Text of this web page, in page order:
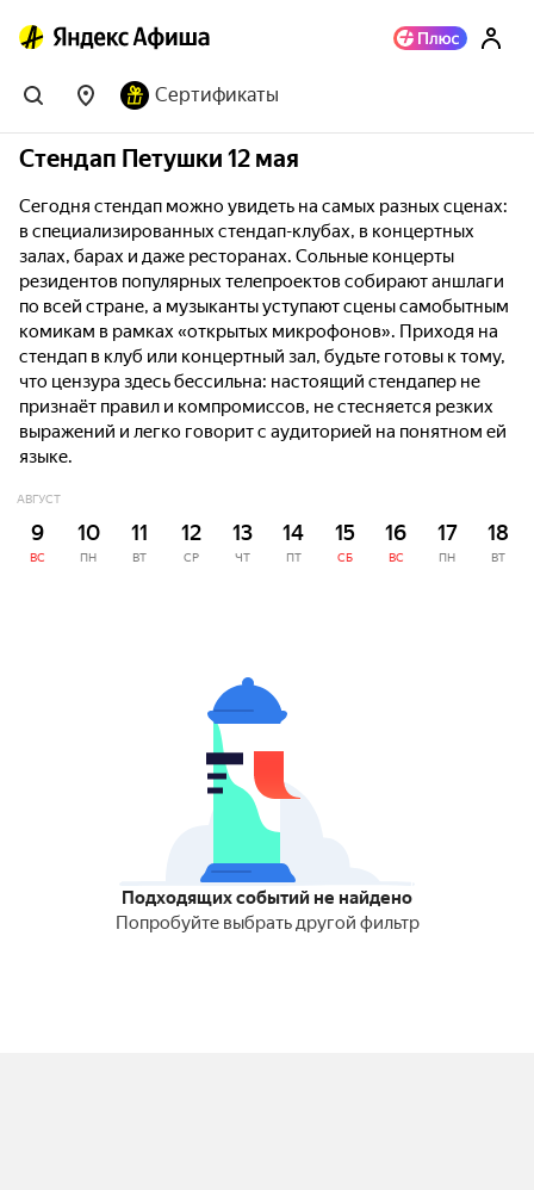
Сертификаты
Стендап Петушки 12 мая
Сегодня стендап можно увидеть на самых разных сценах:
в специализированных стендап-клубах, в концертных
залах, барах и даже ресторанах. Сольные концерты
резидентов популярных телепроектов собирают аншлаги
по всей стране, а музыканты уступают сцены самобытным
комикам в рамках «открытых микрофонов». Приходя на
стендап в клуб или концертный зал, будьте готовы к тому,
что цензура здесь бессильна: настоящий стендапер не
признаёт правил и компромиссов, не стесняется резких
выражений и легко говорит с аудиторией на понятном ей
языке.
АВГУСТ
9
ВС
10
ПН
11
ВТ
12
СР
13
ЧТ
14
ПТ
15
СБ
16
ВС
17
ПН
18
ВТ
Подходящих событий не найдено
Попробуйте выбрать другой фильтр